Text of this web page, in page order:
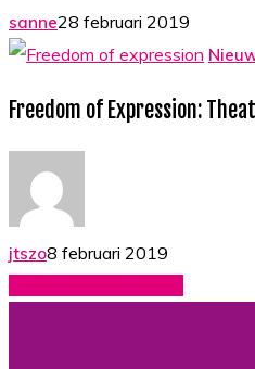
sanne28 februari 2019
Freedom of Expression:
jtszo8 februari 2019